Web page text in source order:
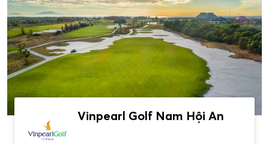
Vinpearl Golf Nam Hội An